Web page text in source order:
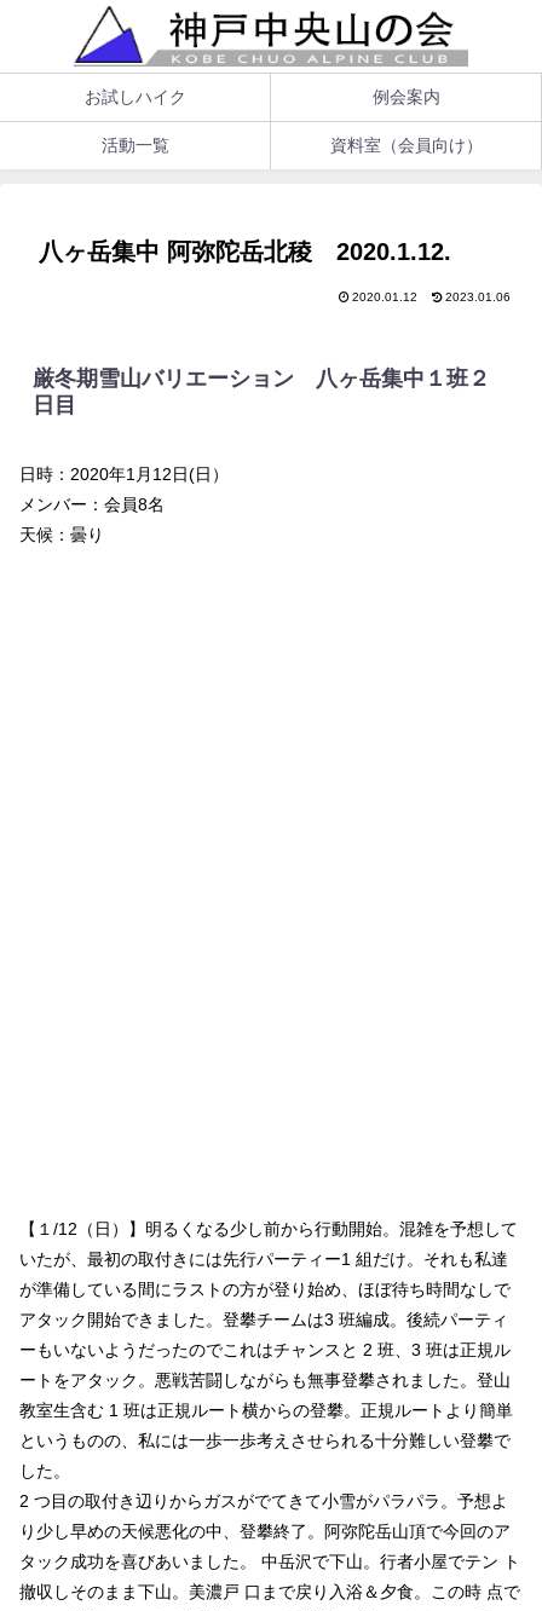
お試しハイク 例会案内
活動一覧 資料室（会員向け）
八ヶ岳集中 阿弥陀岳北稜 2020.1.12.
2020.01.12 2023.01.06
厳冬期雪山バリエーション 八ヶ岳集中１班２
日目
日時：2020年1月12日(日）
メンバー：会員8名
天候：曇り
【１/12（日）】明るくなる少し前から行動開始。混雑を予想して
いたが、最初の取付きには先行パーティー1 組だけ。それも私達
が準備している間にラストの方が登り始め、ほぼ待ち時間なしで
アタック開始できました。登攀チームは3 班編成。後続パーティ
ーもいないようだったのでこれはチャンスと 2 班、3 班は正規ル
ートをアタック。悪戦苦闘しながらも無事登攀されました。登山
教室生含む 1 班は正規ルート横からの登攀。正規ルートより簡単
というものの、私には一歩一歩考えさせられる十分難しい登攀で
した。
2 つ目の取付き辺りからガスがでてきて小雪がパラパラ。予想よ
り少し早めの天候悪化の中、登攀終了。阿弥陀岳山頂で今回のア
タック成功を喜びあいました。 中岳沢で下山。行者小屋でテン ト
撤収しそのまま下山。美濃戸 口まで戻り入浴＆夕食。この時 点で